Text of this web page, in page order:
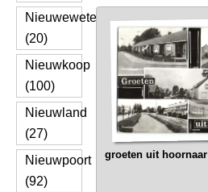
Nieuwewetering
(20)
Nieuwkoop
(100)
Nieuwland
(27)
Nieuwpoort
(92)
groeten uit hoornaar